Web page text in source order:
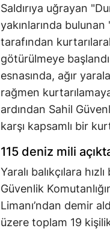
Saldırıya uğrayan
yakınlarında
tarafından
götürülmeye
esnasında, ağır
rağmen
ardından Sahil
karşı kapsamlı bir
115 deniz mili
Yaralı balıkçılara
Güvenlik
Limanı’ndan demir
üzere toplam 19